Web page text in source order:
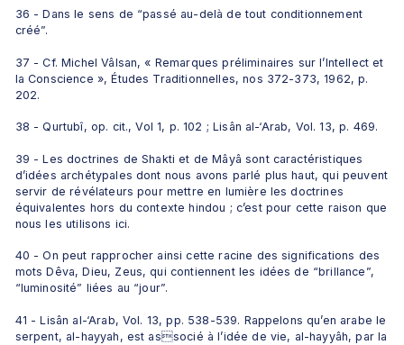
36 - Dans le sens de “passé au-delà de tout conditionnement
créé”.
37 - Cf. Michel Vâlsan, « Remarques préliminaires sur l’Intellect et
la Conscience », Études Traditionnelles, nos 372-373, 1962, p.
202.
38 - Qurtubî, op. cit., Vol 1, p. 102 ; Lisân al-‘Arab, Vol. 13, p. 469.
39 - Les doctrines de Shakti et de Mâyâ sont caractéristiques
d’idées archétypales dont nous avons parlé plus haut, qui peuvent
servir de révélateurs pour mettre en lumière les doctrines
équivalentes hors du contexte hindou ; c’est pour cette raison que
nous les utilisons ici.
40 - On peut rapprocher ainsi cette racine des significations des
mots Dêva, Dieu, Zeus, qui contiennent les idées de “brillance”,
“luminosité” liées au “jour”.
41 - Lisân al-‘Arab, Vol. 13, pp. 538-539. Rappelons qu’en arabe le
serpent, al-hayyah, est associé à l’idée de vie, al-hayyâh, par la